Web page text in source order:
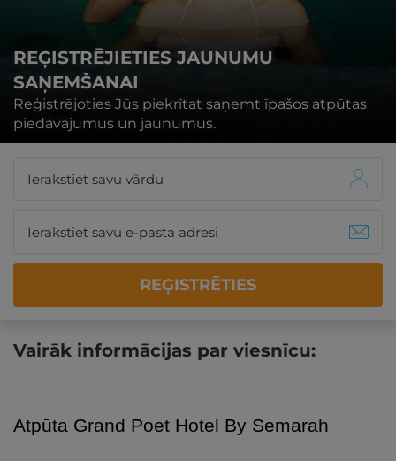
REĢISTRĒJIETIES JAUNUMU
SAŅEMŠANAI
Reģistrējoties Jūs piekrītat saņemt īpašos atpūtas
piedāvājumus un jaunumus.
REĢISTRĒTIES
Vairāk informācijas par viesnīcu:
Atpūta Grand Poet Hotel By Semarah